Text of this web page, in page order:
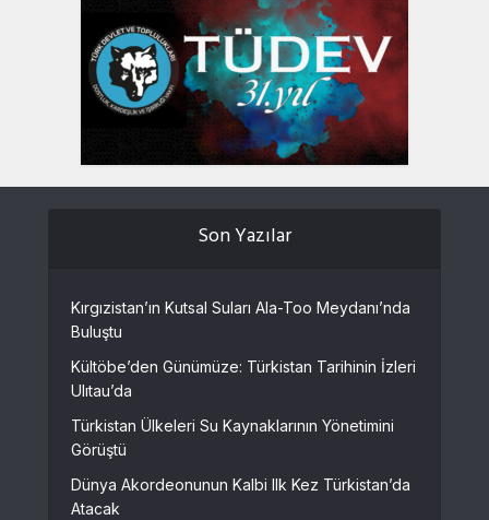
Son Yazılar
Kırgızistan’ın Kutsal Suları Ala-Too Meydanı’nda
Buluştu
Kültöbe’den Günümüze: Türkistan Tarihinin İzleri
Ulıtau’da
Türkistan Ülkeleri Su Kaynaklarının Yönetimini
Görüştü
Dünya Akordeonunun Kalbi Ilk Kez Türkistan’da
Atacak